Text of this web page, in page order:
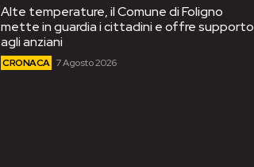
Alte temperature, il Comune di Foligno
mette in guardia i cittadini e offre supporto
agli anziani
CRONACA 7 Agosto 2026